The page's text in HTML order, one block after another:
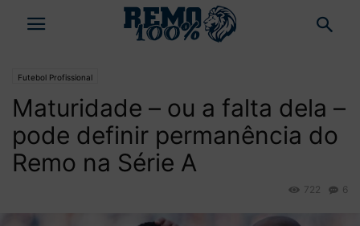
Futebol Profissional
Maturidade – ou a falta dela –
pode definir permanência do
Remo na Série A
6
722